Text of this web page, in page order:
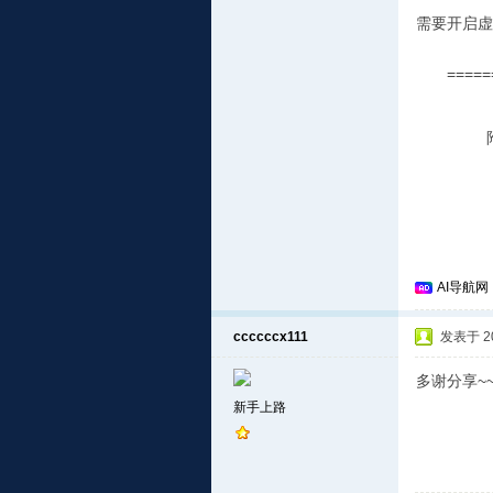
需要开启
附
AI导航网
ccccccx111
新手上路
发表于
多谢分享